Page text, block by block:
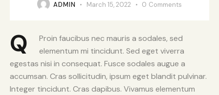
ADMIN March 15, 2022 0 Comments
Q
Proin faucibus nec mauris a sodales, sed
elementum mi tincidunt. Sed eget viverra
egestas nisi in consequat. Fusce sodales augue a
accumsan. Cras sollicitudin, ipsum eget blandit pulvinar.
Integer tincidunt. Cras dapibus. Vivamus elementum